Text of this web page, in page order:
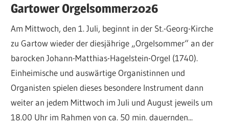
Gartower Orgelsommer2026
Am Mittwoch, den 1. Juli, beginnt in der St.-Georg-Kirche
zu Gartow wieder der diesjährige „Orgelsommer“ an der
barocken Johann-Matthias-Hagelstein-Orgel (1740).
Einheimische und auswärtige Organistinnen und
Organisten spielen dieses besondere Instrument dann
weiter an jedem Mittwoch im Juli und August jeweils um
18.00 Uhr im Rahmen von ca. 50 min. dauernden...